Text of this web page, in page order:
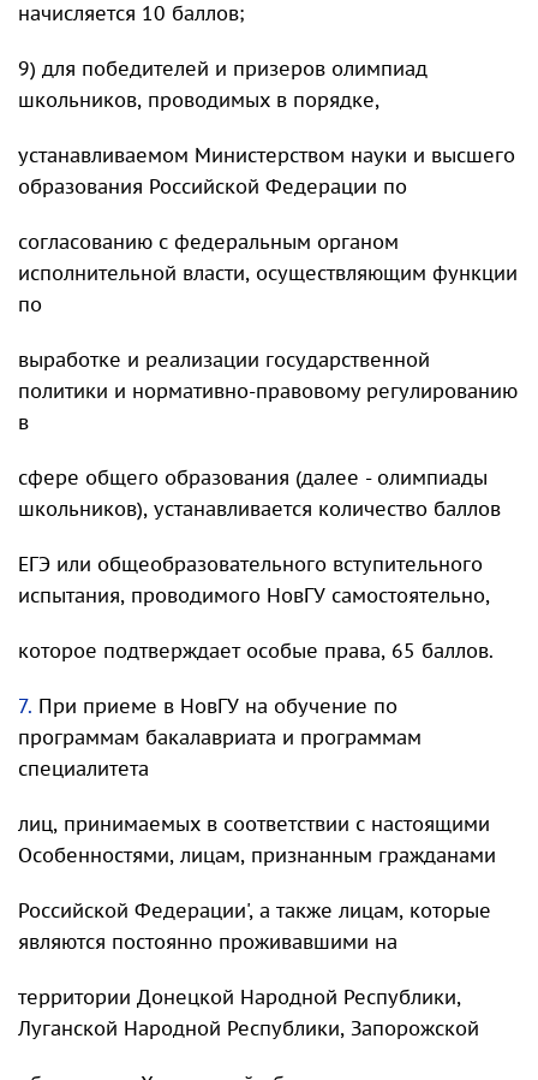
начисляется 10 баллов;
9) для победителей и призеров олимпиад
школьников, проводимых в порядке,
устанавливаемом Министерством науки и высшего
образования Российской Федерации по
согласованию с федеральным органом
исполнительной власти, осуществляющим функции
по
выработке и реализации государственной
политики и нормативно-правовому регулированию
в
сфере общего образования (далее - олимпиады
школьников), устанавливается количество баллов
ЕГЭ или общеобразовательного вступительного
испытания, проводимого НовГУ самостоятельно,
которое подтверждает особые права, 65 баллов.
7. При приеме в НовГУ на обучение по
программам бакалавриата и программам
специалитета
лиц, принимаемых в соответствии с настоящими
Особенностями, лицам, признанным гражданами
Российской Федерации', а также лицам, которые
являются постоянно проживавшими на
территории Донецкой Народной Республики,
Луганской Народной Республики, Запорожской